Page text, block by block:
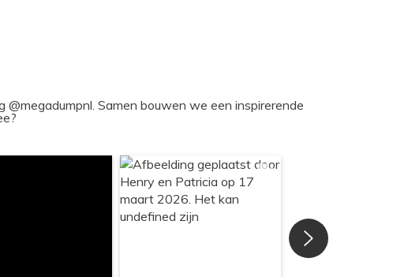
Samen bouwen we een inspirerende